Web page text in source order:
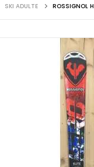
SKI ADULTE ROSSIGNOL